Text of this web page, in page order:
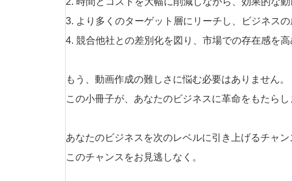
3. より多くのターゲット層にリーチし、ビジネス
4. 競合他社との差別化を図り、市場での存在感を高
もう、動画作成の難しさに悩む必要はありません。
この小冊子が、あなたのビジネスに革命をもたらし
あなたのビジネスを次のレベルに引き上げるチャン
このチャンスをお見逃しなく。